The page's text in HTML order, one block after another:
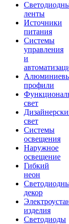
ленты
Источники
питания
Системы
управления
и
профили
свет
свет
Системы
освещения
Наружное
освещение
Гибкий
неон
декор
изделия
Светодиоды